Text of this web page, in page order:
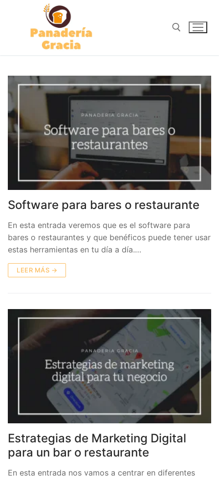
contenido
Software para bares o restaurante
En esta entrada veremos que es el software para
bares o restaurantes y que benéficos puede tener usar
estas herramientas en tu día a día.…
LEER MÁS →
Estrategias de Marketing Digital
para un bar o restaurante
En esta entrada nos vamos a centrar en diferentes